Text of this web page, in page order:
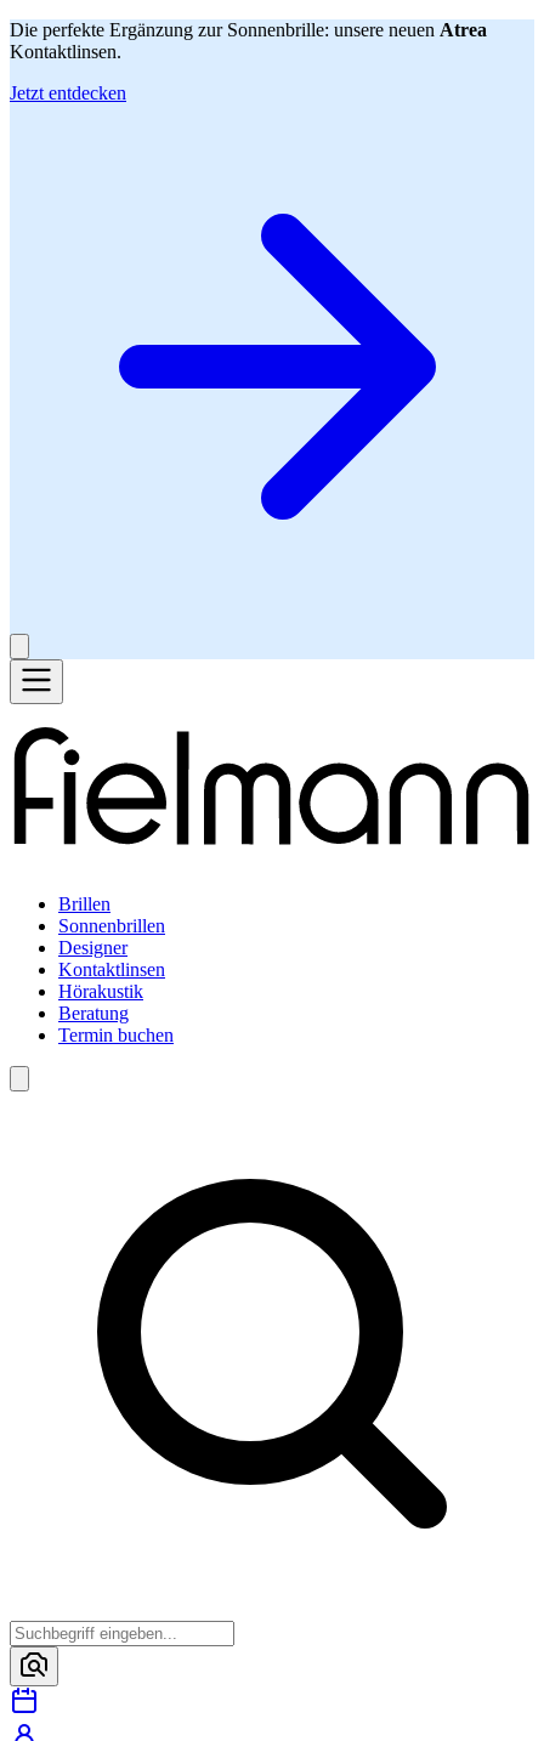
Die perfekte Ergänzung zur Sonnenbrille: unsere neuen Atrea
Kontaktlinsen.
Jetzt entdecken
Brillen
Sonnenbrillen
Designer
Kontaktlinsen
Hörakustik
Beratung
Termin buchen